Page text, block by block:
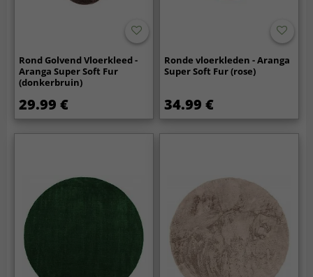
Rond Golvend Vloerkleed -
Aranga Super Soft Fur
(donkerbruin)
29.99 €
Ronde vloerkleden - Aranga
Super Soft Fur (rose)
34.99 €